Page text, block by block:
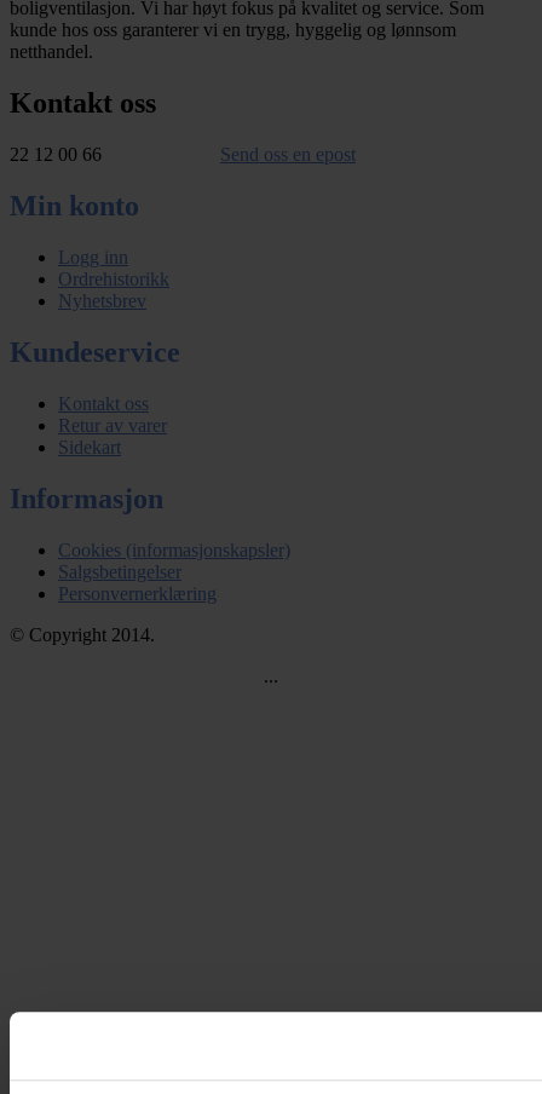
boligventilasjon. Vi har høyt fokus på kvalitet og service. Som
kunde hos oss garanterer vi en trygg, hyggelig og lønnsom
netthandel.
Kontakt oss
22 12 00 66 Send oss en epost
Min konto
Logg inn
Ordrehistorikk
Nyhetsbrev
Kundeservice
Kontakt oss
Retur av varer
Sidekart
Informasjon
Cookies (informasjonskapsler)
Salgsbetingelser
Personvernerklæring
© Copyright 2014.
...